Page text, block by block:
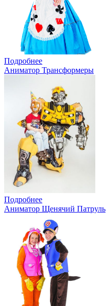
Подробнее
Аниматор Трансформеры
Подробнее
Аниматор Щенячий Патруль